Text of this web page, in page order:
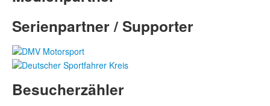
Serienpartner / Supporter
Besucherzähler